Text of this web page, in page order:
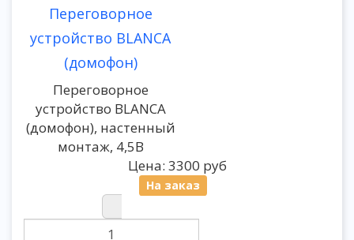
Переговорное
устройство BLANCA
(домофон)
Переговорное
устройство BLANCA
(домофон), настенный
монтаж, 4,5В
Цена: 3300 руб
На заказ